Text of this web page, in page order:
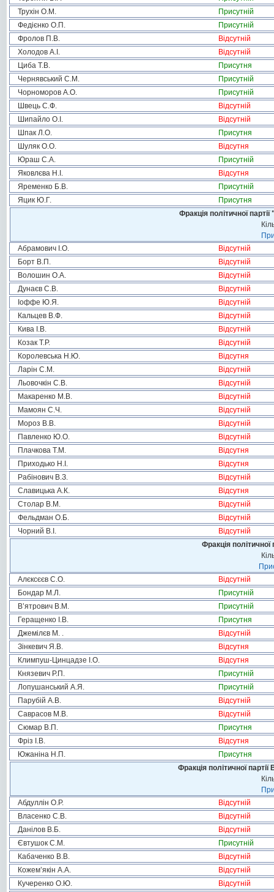
Трухін О.М.
Присутній
Федієнко О.П.
Присутній
Фролов П.В.
Відсутній
Холодов А.І.
Відсутній
Циба Т.В.
Присутня
Чернявський С.М.
Присутній
Чорноморов А.О.
Присутній
Швець С.Ф.
Відсутній
Шипайло О.І.
Відсутній
Шпак Л.О.
Присутня
Шуляк О.О.
Відсутня
Юраш С.А.
Присутній
Яковлєва Н.І.
Відсутня
Яременко Б.В.
Присутній
Яцик Ю.Г.
Присутня
Фракція політичної
Абрамович І.О.
Відсутній
Борт В.П.
Відсутній
Волошин О.А.
Відсутній
Дунаєв С.В.
Відсутній
Іоффе Ю.Я.
Відсутній
Кальцев В.Ф.
Відсутній
Кива І.В.
Відсутній
Козак Т.Р.
Відсутній
Королевська Н.Ю.
Відсутня
Ларін С.М.
Відсутній
Льовочкін С.В.
Відсутній
Макаренко М.В.
Відсутній
Мамоян С.Ч.
Відсутній
Мороз В.В.
Відсутній
Павленко Ю.О.
Відсутній
Плачкова Т.М.
Відсутня
Приходько Н.І.
Відсутня
Рабінович В.З.
Відсутній
Славицька А.К.
Відсутня
Столар В.М.
Відсутній
Фельдман О.Б.
Відсутній
Чорний В.І.
Відсутній
Фракція
Алєксєєв С.О.
Відсутній
Бондар М.Л.
Присутній
В’ятрович В.М.
Присутній
Геращенко І.В.
Присутня
Джемілєв М. .
Відсутній
Зінкевич Я.В.
Відсутня
Климпуш-Цинцадзе І.О.
Відсутня
Князевич Р.П.
Присутній
Лопушанський А.Я.
Присутній
Парубій А.В.
Відсутній
Саврасов М.В.
Відсутній
Сюмар В.П.
Присутня
Фріз І.В.
Відсутня
Южаніна Н.П.
Присутня
Фракція політичної
Абдуллін О.Р.
Відсутній
Власенко С.В.
Відсутній
Данілов В.Б.
Відсутній
Євтушок С.М.
Присутній
Кабаченко В.В.
Відсутній
Кожем’якін А.А.
Відсутній
Кучеренко О.Ю.
Відсутній